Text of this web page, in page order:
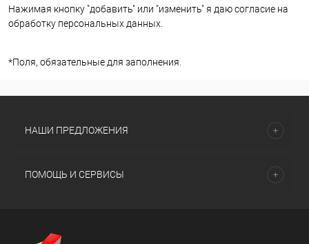
Нажимая кнопку "добавить" или "изменить" я даю согласие на
обработку персональных данных.
*Поля, обязательные для заполнения.
НАШИ ПРЕДЛОЖЕНИЯ
ПОМОЩЬ И СЕРВИСЫ